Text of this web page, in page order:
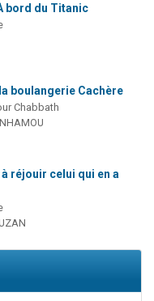
bord du Titanic
boulangerie Cachère
Chabbath
réjouir celui qui en a